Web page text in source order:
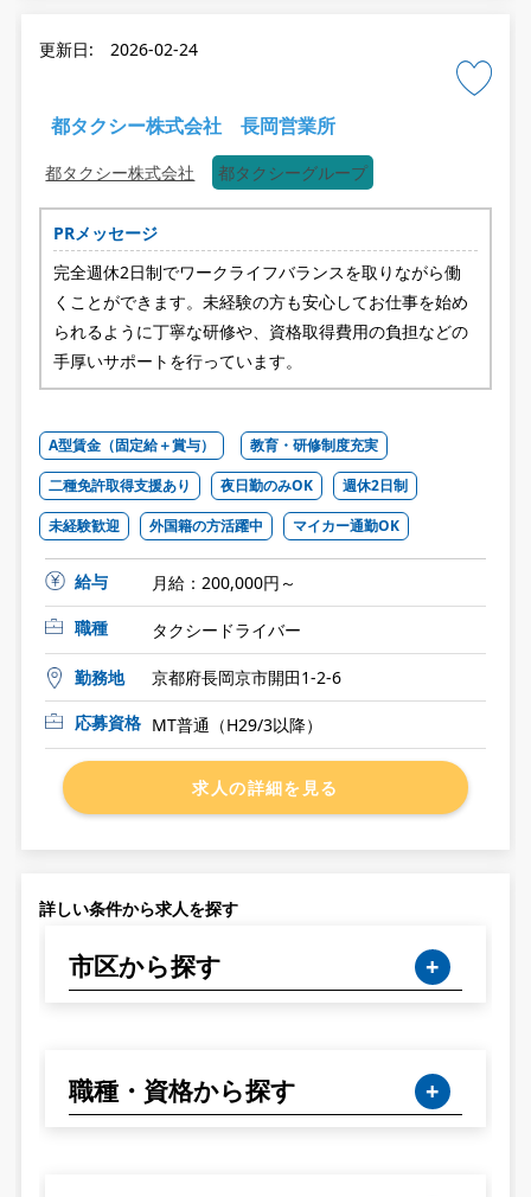
更新日: 2026-02-24
都タクシー株式会社 長岡営業所
都タクシー株式会社 都タクシーグループ
PRメッセージ
完全週休2日制でワークライフバランスを取りながら働
くことができます。未経験の方も安心してお仕事を始め
られるように丁寧な研修や、資格取得費用の負担などの
手厚いサポートを行っています。
A型賃金（固定給＋賞与）
教育・研修制度充実
二種免許取得支援あり
夜日勤のみOK
週休2日制
未経験歓迎
外国籍の方活躍中 マイカー通勤OK
給与
月給：200,000円～
職種
タクシードライバー
勤務地
京都府長岡京市開田1-2-6
応募資格 MT普通（H29/3以降）
求人の詳細を見る
詳しい条件から求人を探す
市区から探す
職種・資格から探す